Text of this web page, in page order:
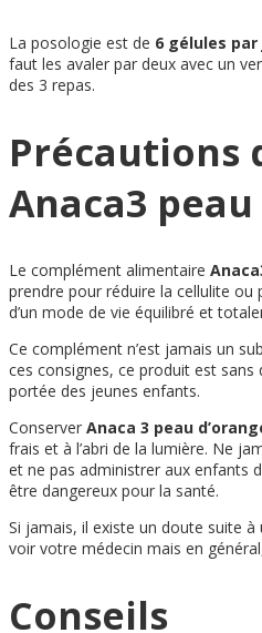
La posologie est de 6 gélules
faut les avaler par deux avec un
des 3 repas.
Précautions
Anaca3 peau
Le complément alimentaire
prendre pour réduire la cellulite ou
d’un mode de vie équilibré et
Ce complément n’est jamais un
ces consignes, ce produit est
portée des jeunes enfants.
Conserver Anaca 3 peau
frais et à l’abri de la lumière. Ne
et ne pas administrer aux enfants
être dangereux pour la santé.
Si jamais, il existe un doute suite
voir votre médecin mais en
Conseils